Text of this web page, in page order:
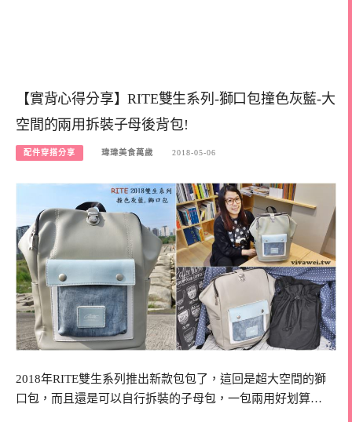
【實背心得分享】RITE雙生系列-獅口包撞色灰藍-大
空間的兩用拆裝子母後背包!
配件穿搭分享 瑋瑋美食萬歲 2018-05-06
2018年RITE雙生系列推出新款包包了，這回是超大空間的獅
口包，而且還是可以自行拆裝的子母包，一包兩用好划算…